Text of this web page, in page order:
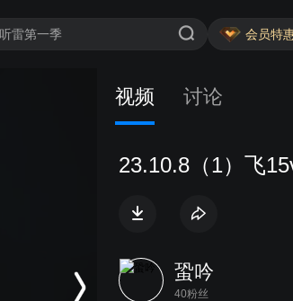
会员特
视频 讨论
23.10.8（1）飞
蛩吟
40粉丝